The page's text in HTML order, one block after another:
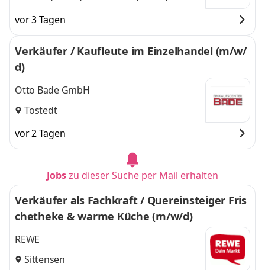
Fintel, Cuxhaven,
Lüneburg,
Buxtehude,
Rotenburg
Lüneburg, Buxtehude,
Rotenburgund 6
vor 3 Tagen
Verkäufer / Kaufleute im Einzelhandel (m/w/
d)
Otto Bade GmbH
Tostedt
vor 2 Tagen
Jobszu dieser Suche per Mail erhalten
Verkäufer als Fachkraft / Quereinsteiger Fris
chetheke & warme Küche (m/w/d)
REWE
Sittensen